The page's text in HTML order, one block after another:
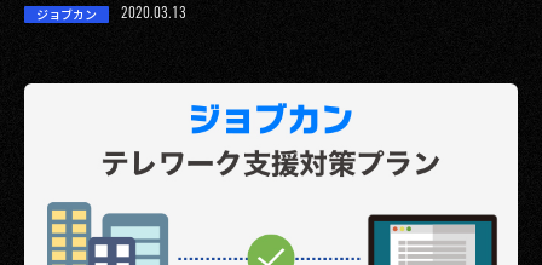
ジョブカン 2020.03.13